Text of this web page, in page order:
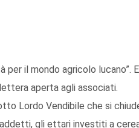
il mondo agricolo lucano”.
aperta agli associati.
Lordo Vendibile che si
gli ettari investiti a